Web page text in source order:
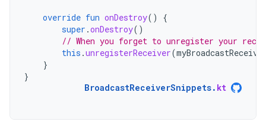
override fun onDestroy()
{
super .onDestroy()
// When you forget to unregister your
this .unregisterReceiver(
}
}
BroadcastReceiverSnippets. kt